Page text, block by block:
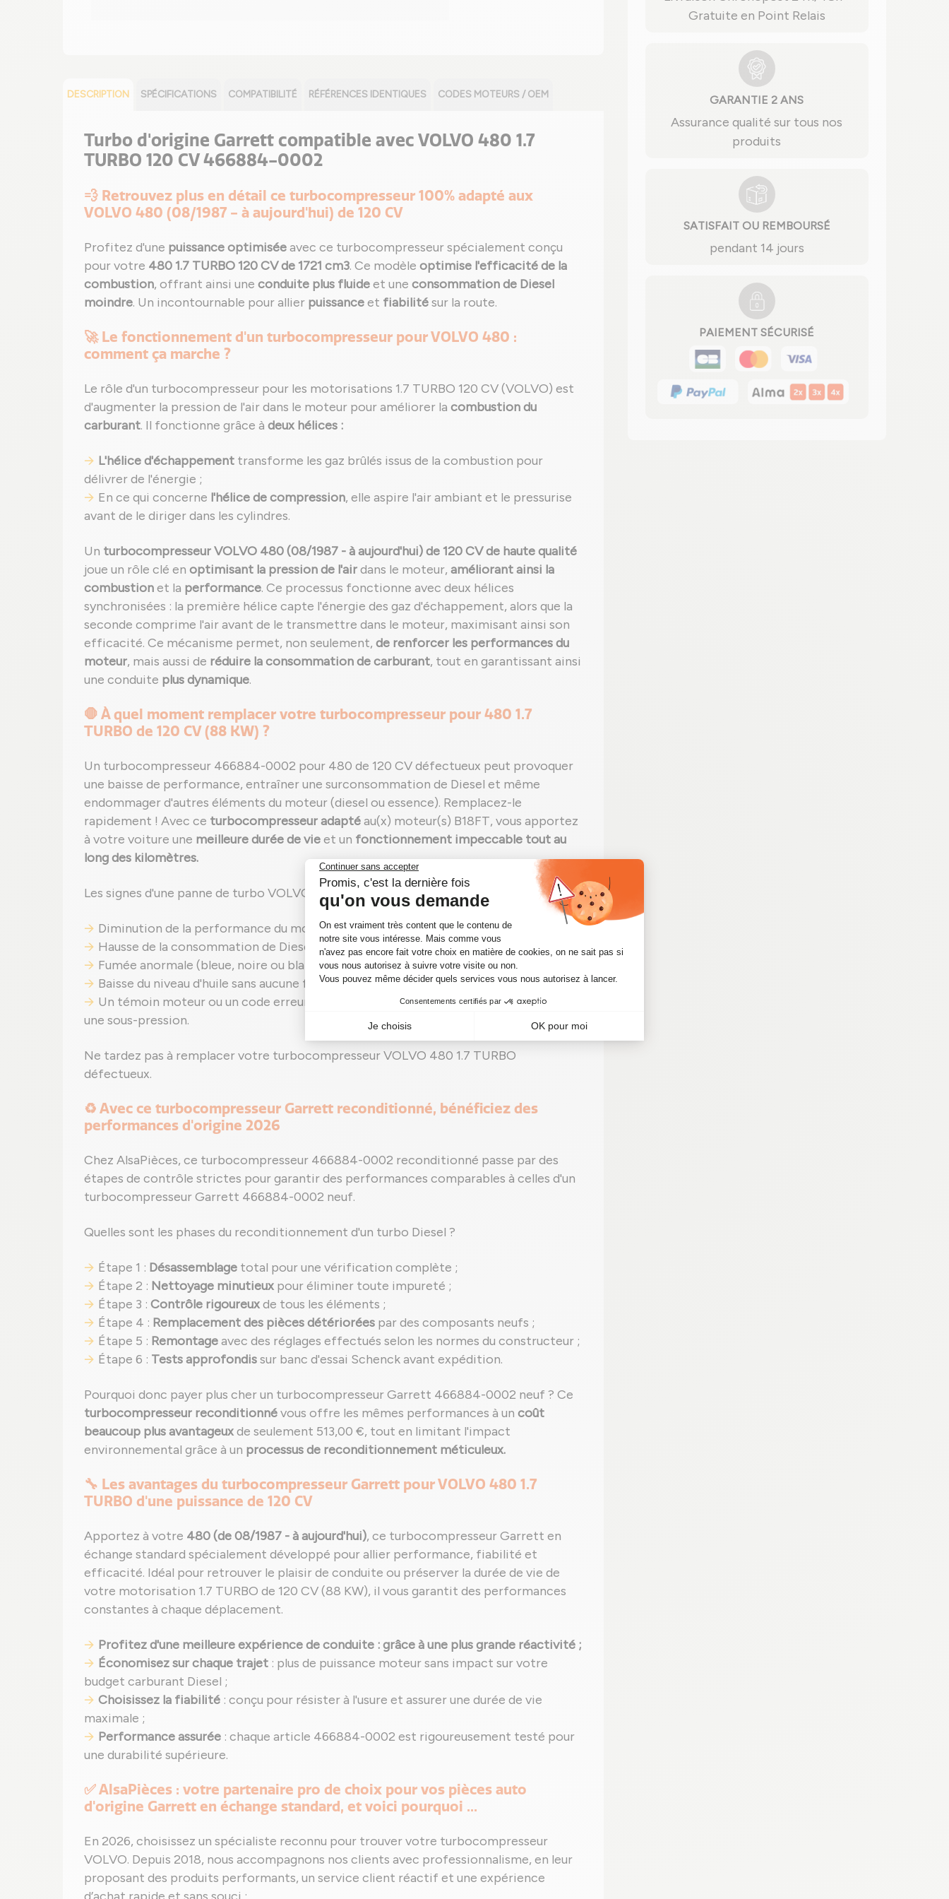
DESCRIPTION SPÉCIFICATIONS COMPATIBILITÉ RÉFÉRENCES IDENTIQUES CODES MOTEURS / OEM
Turbo d'origine Garrett compatible avec VOLVO 480 1.7
TURBO 120 CV 466884-0002
💨 Retrouvez plus en détail ce turbocompresseur 100% adapté aux
VOLVO 480 (08/1987 - à aujourd'hui) de 120 CV
Profitez d'une puissance optimiséeavec ce turbocompresseur spécialement conçu
pour votre 480 1.7 TURBO 120 CV de 1721 cm3. Ce modèle optimise l'efficacité de la
combustion, offrant ainsi une conduite plus fluideet une consommation de Diesel
moindre. Un incontournable pour allier puissanceet fiabilitésur la route.
🚀 Le fonctionnement d'un turbocompresseur pour VOLVO 480 :
comment ça marche ?
Le rôle d'un turbocompresseur pour les motorisations 1.7 TURBO 120 CV (VOLVO) est
d'augmenter la pression de l'air dans le moteur pour améliorer la combustion du
carburant. Il fonctionne grâce à deux hélices :
L'hélice d'échappement transforme les gaz brûlés issus de la combustion pour
délivrer de l'énergie ;
En ce qui concerne l'hélice de compression, elle aspire l'air ambiant et le pressurise
avant de le diriger dans les cylindres.
Un turbocompresseur VOLVO 480 (08/1987 - à aujourd'hui) de 120 CV de haute qualité
joue un rôle clé en optimisant la pression de l'airdans le moteur, améliorant ainsi la
combustionet la performance. Ce processus fonctionne avec deux hélices
synchronisées : la première hélice capte l'énergie des gaz d'échappement, alors que la
seconde comprime l'air avant de le transmettre dans le moteur, maximisant ainsi son
efficacité. Ce mécanisme permet, non seulement, de renforcer les performances du
moteur, mais aussi de réduire la consommation de carburant, tout en garantissant ainsi
une conduite plus dynamique.
🛑 À quel moment remplacer votre turbocompresseur pour 480 1.7
TURBO de 120 CV (88 KW) ?
Un turbocompresseur 466884-0002 pour 480 de 120 CV défectueux peut provoquer
une baisse de performance, entraîner une surconsommation de Diesel et même
endommager d'autres éléments du moteur (diesel ou essence). Remplacez-le
rapidement ! Avec ce turbocompresseur adaptéau(x) moteur(s) B18FT, vous apportez
à votre voiture une meilleure durée de vieet un fonctionnement impeccable tout au
long des kilomètres.
Les signes d'une panne de turbo VOLVO 480 1.7 TURBO 120 CV 466884-0002 :
Diminution de la performance du moteur ;
Hausse de la consommation de Diesel ;
Fumée anormale (bleue, noire ou blanche) et/ou bruit inhabituel ;
Baisse du niveau d'huile sans aucune fuite apparente ;
Un témoin moteur ou un code erreur peut apparaître, comme le code P0299 pour
une sous-pression.
Ne tardez pas à remplacer votre turbocompresseur VOLVO 480 1.7 TURBO
défectueux.
♻️ Avec ce turbocompresseur Garrett reconditionné, bénéficiez des
performances d'origine 2026
Chez AlsaPièces, ce turbocompresseur 466884-0002 reconditionné passe par des
étapes de contrôle strictes pour garantir des performances comparables à celles d'un
turbocompresseur Garrett 466884-0002 neuf.
Quelles sont les phases du reconditionnement d'un turbo Diesel ?
Étape 1 : Désassemblage total pour une vérification complète ;
Étape 2 : Nettoyage minutieux pour éliminer toute impureté ;
Étape 3 : Contrôle rigoureuxde tous les éléments ;
Étape 4 : Remplacement des pièces détériorées par des composants neufs ;
Étape 5 : Remontageavec des réglages effectués selon les normes du constructeur ;
Étape 6 : Tests approfondissur banc d'essai Schenck avant expédition.
Pourquoi donc payer plus cher un turbocompresseur Garrett 466884-0002 neuf ? Ce
turbocompresseur reconditionnévous offre les mêmes performances à un coût
beaucoup plus avantageuxde seulement 513,00 €, tout en limitant l'impact
environnemental grâce à un processus de reconditionnement méticuleux.
🔧 Les avantages du turbocompresseur Garrett pour VOLVO 480 1.7
TURBO d'une puissance de 120 CV
Apportez à votre 480 (de 08/1987 - à aujourd'hui), ce turbocompresseur Garrett en
échange standard spécialement développé pour allier performance, fiabilité et
efficacité. Idéal pour retrouver le plaisir de conduite ou préserver la durée de vie de
votre motorisation 1.7 TURBO de 120 CV (88 KW), il vous garantit des performances
constantes à chaque déplacement.
Profitez d'une meilleure expérience de conduite : grâce à une plus grande réactivité ;
Économisez sur chaque trajet : plus de puissance moteur sans impact sur votre
budget carburant Diesel ;
Choisissez la fiabilité : conçu pour résister à l'usure et assurer une durée de vie
maximale ;
Performance assurée : chaque article 466884-0002 est rigoureusement testé pour
une durabilité supérieure.
✅ AlsaPièces : votre partenaire pro de choix pour vos pièces auto
d'origine Garrett en échange standard, et voici pourquoi ...
En 2026, choisissez un spécialiste reconnu pour trouver votre turbocompresseur
VOLVO. Depuis 2018, nous accompagnons nos clients avec professionnalisme, en leur
proposant des produits performants, un service client réactif et une expérience
Gratuite en Point Relais
GARANTIE 2 ANS
Assurance qualité sur tous nos
produits
SATISFAIT OU REMBOURSÉ
pendant 14 jours
PAIEMENT SÉCURISÉ